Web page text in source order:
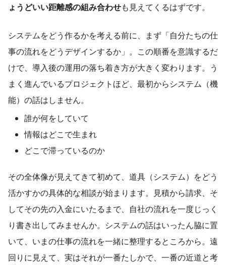
ょうどいい距離感の組み合わせも見えてくるはずです。
システムをどう作るかを考える前に、まず「自分たちの仕
事の流れをどうデザインするか」。この順番を意識するだ
けで、導入後の運用の落ち着き方が大きく変わります。う
まく進んでいるプロジェクトほど、最初からシステム（機
能）の話はしません。
誰が何をしていて
情報はどこで生まれ
どこで滞っているのか
その全体像が見えてきて初めて、道具（システム）をどう
活かすかの具体的な相談が始まります。見積から請求、そ
してその先の入金にいたるまで、自社の流れを一度じっく
り書き出してみませんか。システムの話はいったん脇に置
いて、いまの仕事の流れを一緒に整理するところから。遠
回りに見えて、実はそれが一番たしかで、一番の近道と考